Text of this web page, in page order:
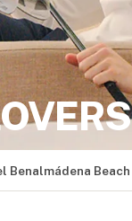
Benalmádena Beach